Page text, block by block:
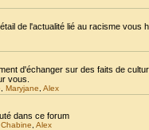
de l'actualité lié au racisme
d'échanger sur des faits de
vous.
Maryjane Alex
dans ce forum
Chabine Alex